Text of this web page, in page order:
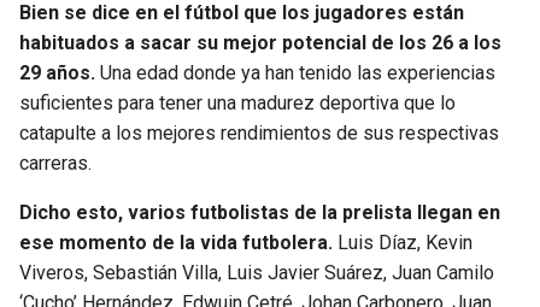
Bien se dice en el fútbol que los jugadores están
habituados a sacar su mejor potencial de los 26 a los
29 años. Una edad donde ya han tenido las experiencias
suficientes para tener una madurez deportiva que lo
catapulte a los mejores rendimientos de sus respectivas
carreras.
Dicho esto, varios futbolistas de la prelista llegan en
ese momento de la vida futbolera. Luis Díaz, Kevin
Viveros, Sebastián Villa, Luis Javier Suárez, Juan Camilo